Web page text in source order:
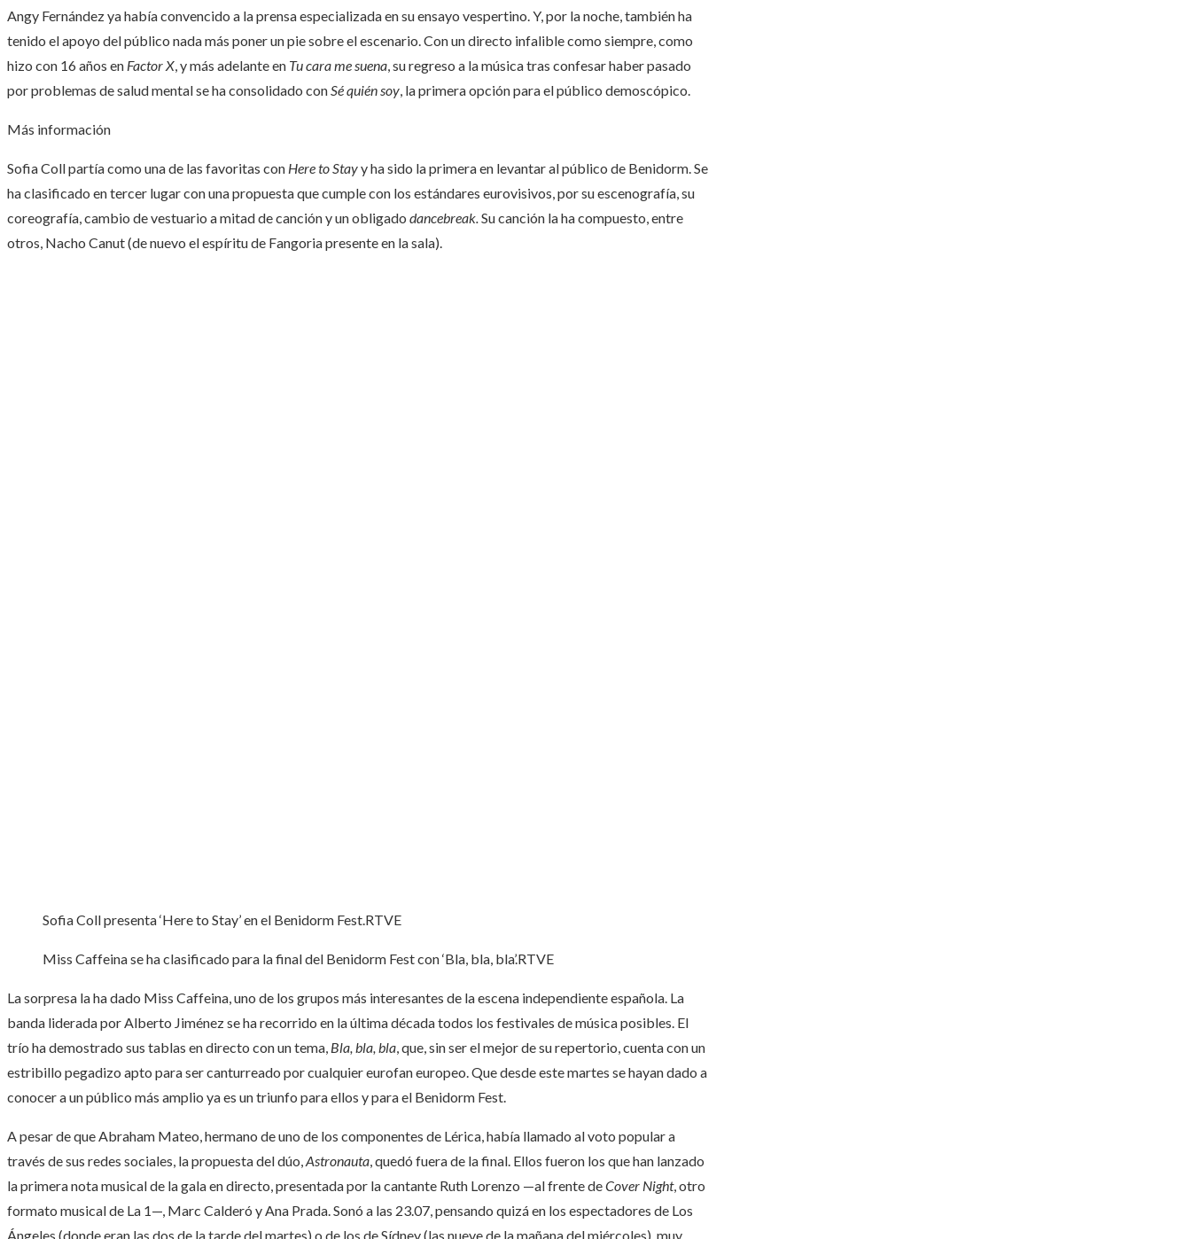
Angy Fernández ya había convencido a la prensa especializada en su ensayo vespertino. Y, por la noche, también ha
tenido el apoyo del público nada más poner un pie sobre el escenario. Con un directo infalible como siempre, como
hizo con 16 años en Factor X, y más adelante en Tu cara me suena, su regreso a la música tras confesar haber pasado
por problemas de salud mental se ha consolidado conSé quién soy, la primera opción para el público demoscópico.
Más información
Sofia Coll partía como una de las favoritas con Here to Stayy ha sido la primera en levantar al público de Benidorm. Se
ha clasificado en tercer lugar con una propuesta que cumple con los estándares eurovisivos, por su escenografía, su
coreografía, cambio de vestuario a mitad de canción y un obligado dancebreak.Su canción la ha compuesto, entre
otros, Nacho Canut (de nuevo el espíritu de Fangoria presente en la sala).
Sofia Coll presenta ‘Here to Stay’ en el Benidorm Fest.RTVE
Miss Caffeina se ha clasificado para la final del Benidorm Fest con ‘Bla, bla, bla’.RTVE
La sorpresa la ha dado Miss Caffeina, uno de los grupos más interesantes de la escena independiente española. La
banda liderada por Alberto Jiménez se ha recorrido en la última década todos los festivales de música posibles. El
trío ha demostrado sus tablas en directo con un tema, Bla, bla, bla, que, sin ser el mejor de su repertorio, cuenta con un
estribillo pegadizo apto para ser canturreado por cualquier eurofan europeo. Que desde este martes se hayan dado a
conocer a un público más amplio ya es un triunfo para ellos y para el Benidorm Fest.
A pesar de que Abraham Mateo, hermano de uno de los componentes de Lérica, había llamado al voto popular a
través de sus redes sociales, la propuesta del dúo,Astronauta, quedó fuera de la final. Ellos fueron los que han lanzado
la primera nota musical de la gala en directo, presentada por la cantante Ruth Lorenzo —al frente deCover Night, otro
formato musical de La 1—, Marc Calderó y Ana Prada. Sonó a las 23.07, pensando quizá en los espectadores de Los
Ángeles (donde eran las dos de la tarde del martes) o de los de Sídney (las nueve de la mañana del miércoles), muy